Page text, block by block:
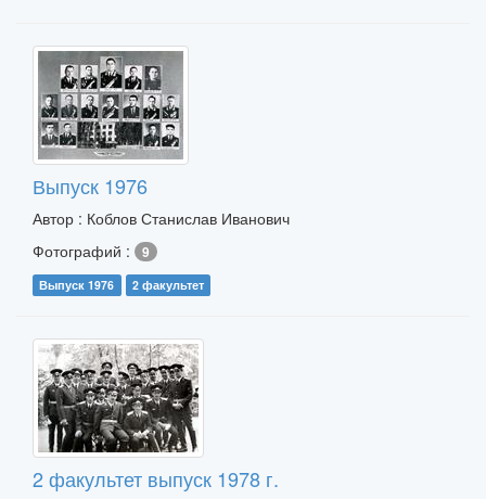
Выпуск 1976
Автор : Коблов Станислав Иванович
Фотографий :
9
Выпуск 1976 2 факультет
2 факультет выпуск 1978 г.